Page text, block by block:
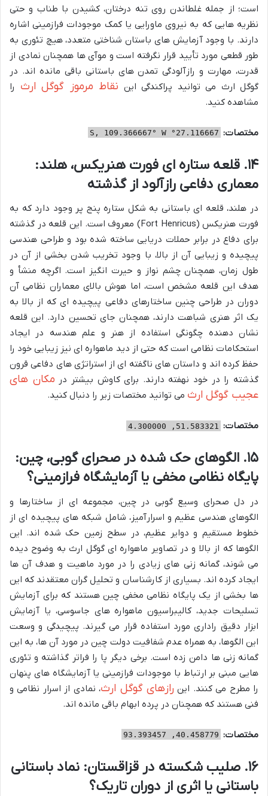
است؛ از جمله غلطاندن روی تنه درختان، کشیدن با طناب و حتی
نظریه هایی که به نیروی ماورایی یا کمک موجودات فرازمینی اشاره
دارند. با وجود آزمایش های باستان شناختی متعدد، هیچ تئوری به
طور قطعی مورد تأیید قرار نگرفته است و موآی ها همچنان نمادی از
قدرت، مهارت و رازآلودگی تمدن های باستانی باقی مانده اند. در
گوگل ارث می توانید پراکندگی این نقاط مرموز گوگل ارث را
مشاهده کنید.
مختصات: 27.116667° S, 109.366667° W
۱۴. قلعه ستاره ای فورت هنریکس، هلند:
معماری دفاعی رازآلود از گذشته
در هلند، قلعه ای باستانی به شکل ستاره پنج پر وجود دارد که به
فورت هنریکس (Fort Henricus) معروف است. این قلعه در گذشته
برای دفاع در برابر حملات دریایی ساخته شده بود و طراحی هندسی
پیچیده و زیبایی آن از بالا، با وجود تخریب شدن بخشی از آن در
طول زمان، همچنان چشم نواز و حیرت انگیز است. اگرچه منشأ و
هدف این قلعه مشخص است، اما هوش بالای معماران نظامی آن
دوران در طراحی چنین ساختارهای دفاعی پیچیده ای که از بالا به
یک اثر هنری شباهت دارند، همچنان جای تحسین دارد. این قلعه
نشان دهنده چگونگی استفاده از هنر و علم هندسه در ایجاد
استحکامات نظامی است که حتی از دید ماهواره ای نیز زیبایی خود را
حفظ کرده اند و داستان های ناگفته ای از استراتژی های دفاعی قرون
گذشته را در خود نهفته دارند. برای کاوش بیشتر در مکان های
عجیب گوگل ارث می توانید مختصات زیر را دنبال کنید.
مختصات: 51.583321, 4.300000
۱۵. الگوهای حک شده در صحرای گوبی، چین:
پایگاه نظامی مخفی یا آزمایشگاه فرازمینی؟
در دل صحرای وسیع گوبی در چین، مجموعه ای از ساختارها و
الگوهای هندسی عظیم و اسرارآمیز، شامل شبکه های پیچیده ای از
خطوط مستقیم و دوایر عظیم، در سطح زمین حک شده اند. این
الگوها که از بالا و در تصاویر ماهواره ای گوگل ارث به وضوح دیده
می شوند، گمانه زنی های زیادی را در مورد ماهیت و هدف آن ها
ایجاد کرده اند. بسیاری از کارشناسان و تحلیل گران معتقدند که این
ها بخشی از یک پایگاه نظامی مخفی چین هستند که برای آزمایش
تسلیحات جدید، کالیبراسیون ماهواره های جاسوسی، یا آزمایش
ابزار دقیق راداری مورد استفاده قرار می گیرند. پیچیدگی و وسعت
این الگوها، به همراه عدم شفافیت دولت چین در مورد آن ها، به این
گمانه زنی ها دامن زده است. برخی دیگر پا را فراتر گذاشته و تئوری
هایی مبنی بر ارتباط با موجودات فرازمینی یا آزمایشگاه های پنهان
را مطرح می کنند. این رازهای گوگل ارث، نمادی از اسرار نظامی و
فنی هستند که همچنان در پرده ابهام باقی مانده اند.
مختصات: 40.458779, 93.393457
۱۶. صلیب شکسته در قزاقستان: نماد باستانی
باستانی یا اثری از دوران تاریک؟